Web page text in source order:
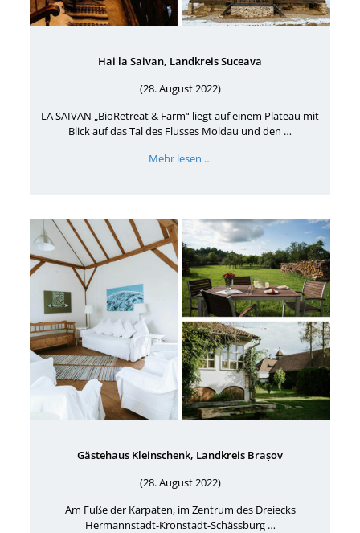
Hai la Saivan, Landkreis Suceava
(28. August 2022)
LA SAIVAN „BioRetreat & Farm“ liegt auf einem Plateau mit
Blick auf das Tal des Flusses Moldau und den …
Mehr lesen …
Gästehaus Kleinschenk, Landkreis Brașov
(28. August 2022)
Am Fuße der Karpaten, im Zentrum des Dreiecks
Hermannstadt-Kronstadt-Schässburg …